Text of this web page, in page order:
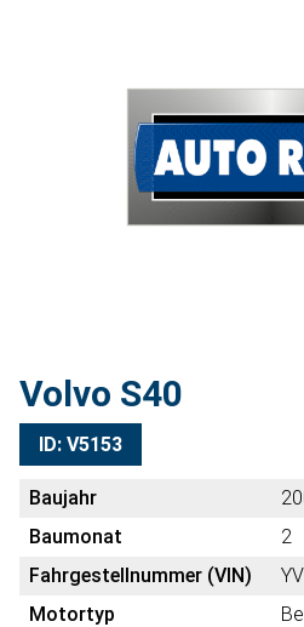
Volvo S40
ID: V5153
Baujahr
Baumonat
2
Fahrgestellnummer (VIN)
Motortyp